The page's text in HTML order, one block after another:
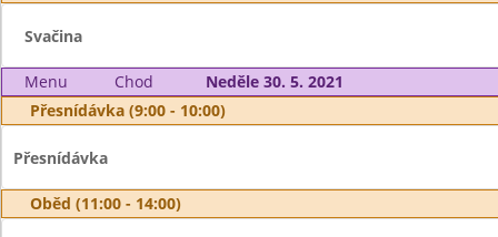
Svačina
Menu Chod
Neděle 30. 5. 2021
Přesnídávka (9:00 - 10:00)
Přesnídávka
Oběd (11:00 - 14:00)